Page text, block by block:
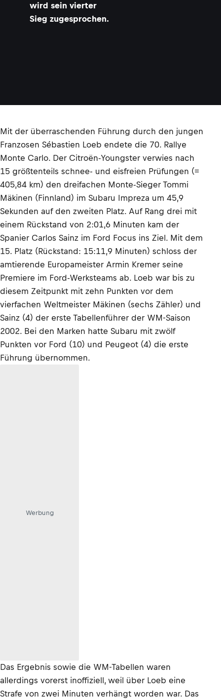
wird sein vierter
Sieg zugesprochen.
Mit der überraschenden Führung durch den jungen
Franzosen Sébastien Loeb endete die 70. Rallye
Monte Carlo. Der Citroën-Youngster verwies nach
15 größtenteils schnee- und eisfreien Prüfungen (=
405,84 km) den dreifachen Monte-Sieger Tommi
Mäkinen (Finnland) im Subaru Impreza um 45,9
Sekunden auf den zweiten Platz. Auf Rang drei mit
einem Rückstand von 2:01,6 Minuten kam der
Spanier Carlos Sainz im Ford Focus ins Ziel. Mit dem
15. Platz (Rückstand: 15:11,9 Minuten) schloss der
amtierende Europameister Armin Kremer seine
Premiere im Ford-Werksteams ab. Loeb war bis zu
diesem Zeitpunkt mit zehn Punkten vor dem
vierfachen Weltmeister Mäkinen (sechs Zähler) und
Sainz (4) der erste Tabellenführer der WM-Saison
2002. Bei den Marken hatte Subaru mit zwölf
Punkten vor Ford (10) und Peugeot (4) die erste
Führung übernommen.
Werbung
Das Ergebnis sowie die WM-Tabellen waren
allerdings vorerst inoffiziell, weil über Loeb eine
Strafe von zwei Minuten verhängt worden war. Das